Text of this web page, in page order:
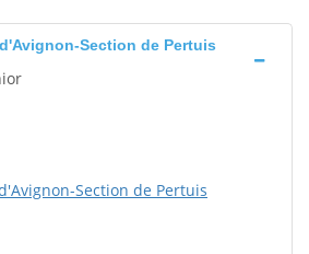
Section de Pertuis
Section de Pertuis